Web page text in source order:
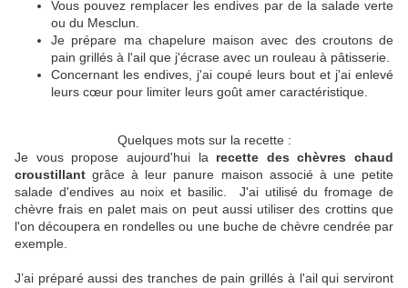
Vous pouvez remplacer les endives par de la salade verte
ou du Mesclun.
Je prépare ma chapelure maison avec des croutons de
pain grillés à l'ail que j'écrase avec un rouleau à pâtisserie.
Concernant les endives, j'ai coupé leurs bout et j'ai enlevé
leurs cœur pour limiter leurs goût amer caractéristique.
Quelques mots sur la recette :
Je vous propose aujourd'hui la recette des chèvres chaud
croustillant grâce à leur panure maison associé à une petite
salade d'endives au noix et basilic. J'ai utilisé du fromage de
chèvre frais en palet mais on peut aussi utiliser des crottins que
l'on découpera en rondelles ou une buche de chèvre cendrée par
exemple.
J’ai préparé aussi des tranches de pain grillés à l'ail qui serviront